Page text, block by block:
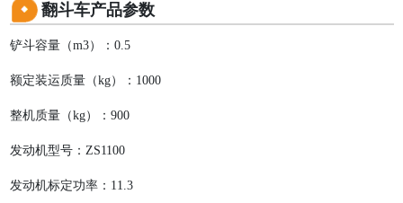
翻斗车产品参数
铲斗容量（m3）：0.5
额定装运质量（kg）：1000
整机质量（kg）：900
发动机型号：ZS1100
发动机标定功率：11.3